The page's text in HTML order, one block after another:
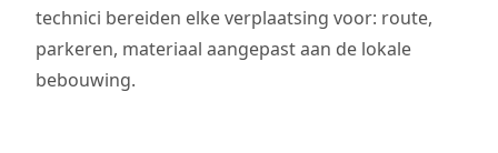
technici bereiden elke verplaatsing voor: route,
parkeren, materiaal aangepast aan de lokale
bebouwing.